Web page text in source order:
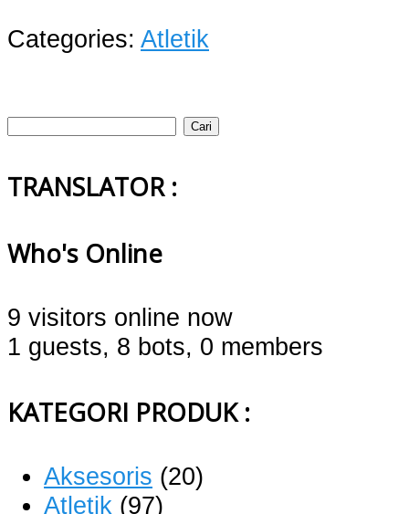
Categories: Atletik
Cari
TRANSLATOR :
Who's Online
9 visitors online now
1 guests, 8 bots, 0 members
KATEGORI PRODUK :
Aksesoris (20)
Atletik (97)